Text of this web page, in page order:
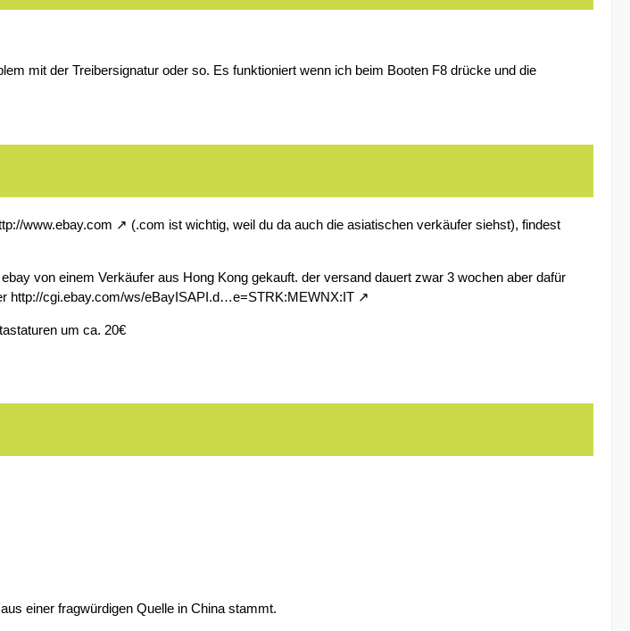
mit der Treibersignatur oder so. Es funktioniert wenn ich beim Booten F8 drücke und die
www.ebay.com
(.com ist wichtig, weil du da auch die asiatischen verkäufer siehst), findest
von einem Verkäufer aus Hong Kong gekauft. der versand dauert zwar 3 wochen aber dafür
http://cgi.ebay.com/ws/eBayISAPI.d…e=STRK:MEWNX:IT
um ca. 20€
einer fragwürdigen Quelle in China stammt.